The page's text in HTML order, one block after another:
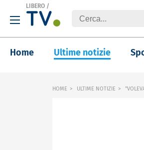
LIBERO /
Home Ultime notizie
HOME ULTIME NOTIZIE